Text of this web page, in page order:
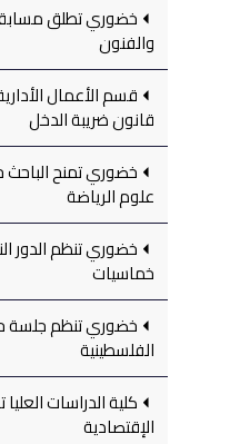
خضوري تطلق
والفنون
قسم الأعمال
قانون ضريبة الدخل
خضوري تمنح
علوم الرياضة
خضوري تنظم الدور
خماسيات
خضوري تنظم جلسة
الفلسطينية
كلية الدراسات
الإقتصادية